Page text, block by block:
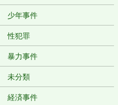
少年事件
性犯罪
暴力事件
未分類
経済事件